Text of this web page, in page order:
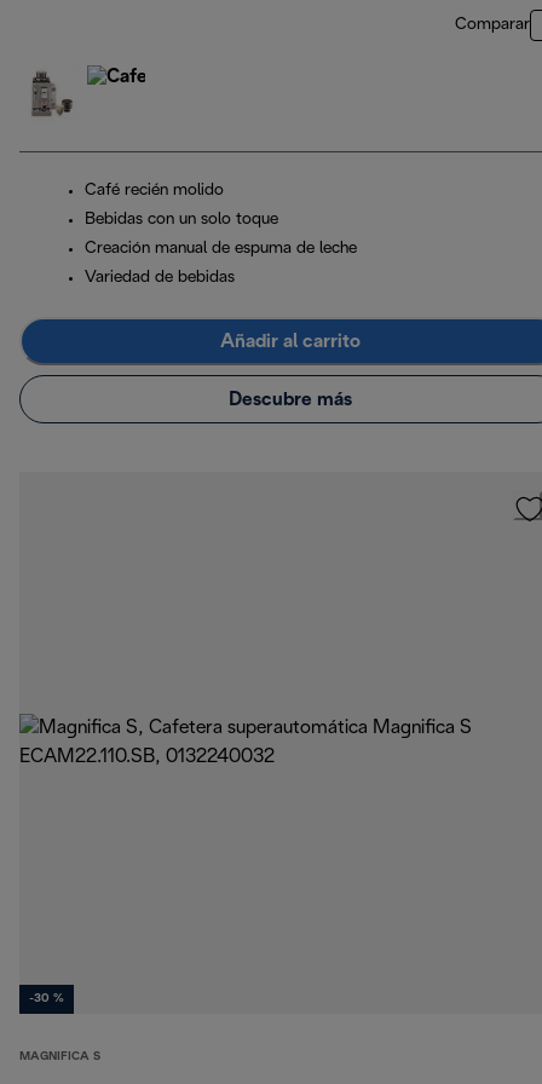
Comparar
Café recién molido
Bebidas con un solo toque
Creación manual de espuma de leche
Variedad de bebidas
Añadir al carrito
Descubre más
-30 %
MAGNIFICA S